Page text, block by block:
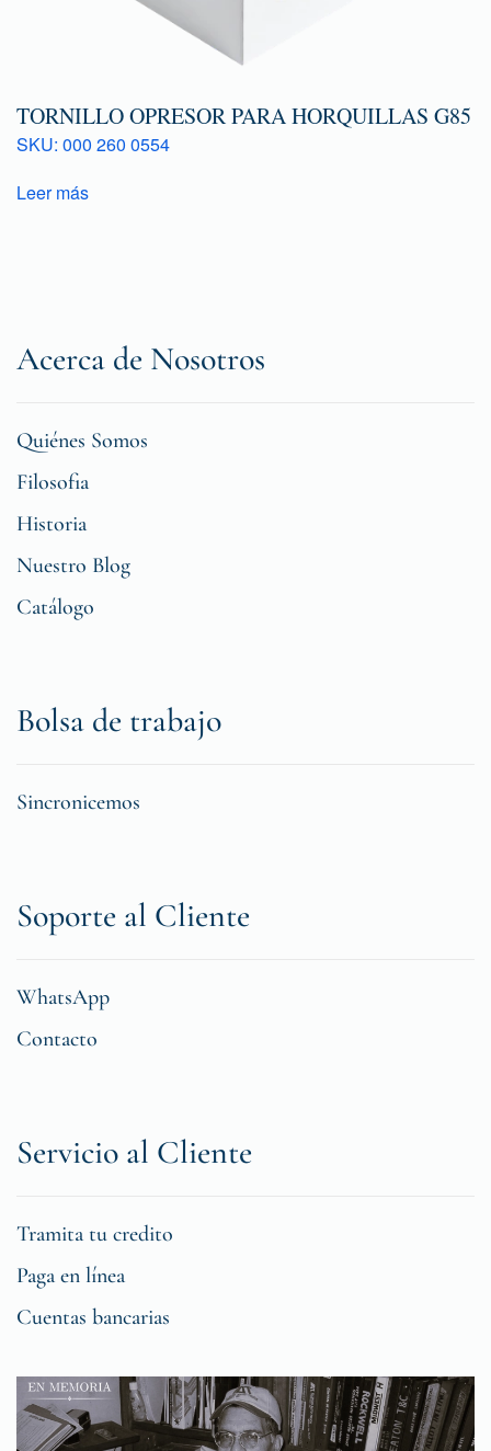
TORNILLO OPRESOR PARA HORQUILLAS G85
SKU: 000 260 0554
Leer más
Acerca de Nosotros
Quiénes Somos
Filosofia
Historia
Nuestro Blog
Catálogo
Bolsa de trabajo
Sincronicemos
Soporte al Cliente
WhatsApp
Contacto
Servicio al Cliente
Tramita tu credito
Paga en línea
Cuentas bancarias